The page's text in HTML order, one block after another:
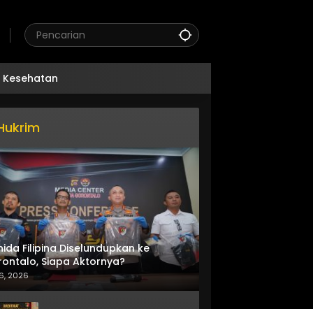
Kesehatan
Filipina Diselundupkan ke
Siapa Aktornya?
2026